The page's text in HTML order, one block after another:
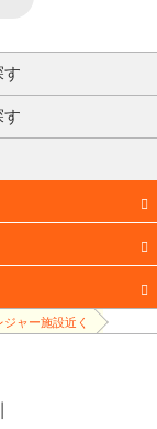
ャー施設近く